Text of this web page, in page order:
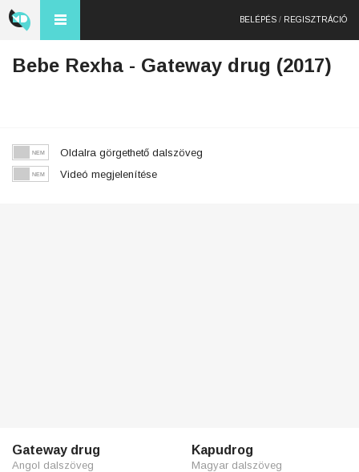
BELÉPÉS / REGISZTRÁCIÓ
Bebe Rexha - Gateway drug (2017)
Oldalra görgethető dalszöveg
Videó megjelenítése
Gateway drug
Angol dalszöveg
Kapudrog
Magyar dalszöveg